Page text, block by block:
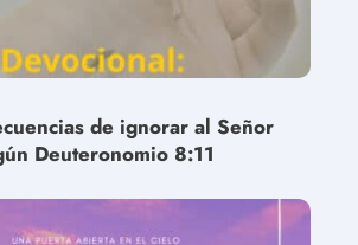
de ignorar al Señor
Deuteronomio 8:11